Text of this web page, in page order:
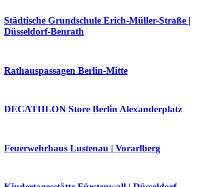
Städtische Grundschule Erich-Müller-Straße |
Düsseldorf-Benrath
Rathauspassagen Berlin-Mitte
DECATHLON Store Berlin Alexanderplatz
Feuerwehrhaus Lustenau | Vorarlberg